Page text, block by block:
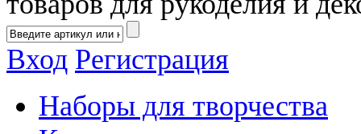
Вход Регистрация
Наборы для творчества